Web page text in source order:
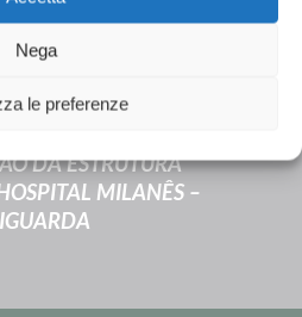
Nega
le preferenze
Next Post
DA ESTRUTURA
MILANÊS –